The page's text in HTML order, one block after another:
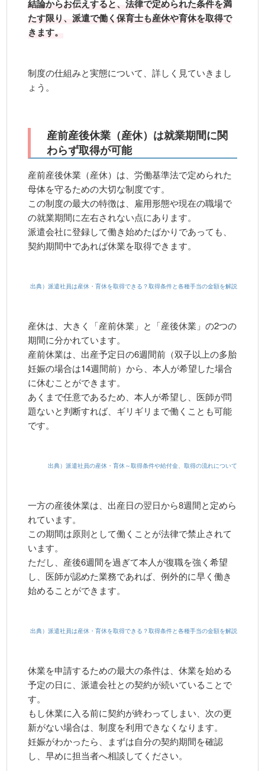
結論からお伝えすると、法律で定められた条件を満
たす限り、派遣で働く保育士も産休や育休を取得で
きます。
制度の仕組みと実態について、詳しく見ていきまし
ょう。
産前産後休業（産休）は就業期間に関
わらず取得が可能
産前産後休業（産休）は、労働基準法で定められた
母体を守るための大切な制度です。
この制度の最大の特徴は、雇用形態や現在の職場で
の就業期間に左右されない点にあります。
派遣会社に登録して働き始めたばかりであっても、
契約期間中であれば休業を取得できます。
出典）派遣社員は産休・育休を取得できる？取得条件と各種手当の金額を解説
産休は、大きく「産前休業」と「産後休業」の2つの
期間に分かれています。
産前休業は、出産予定日の6週間前（双子以上の多胎
妊娠の場合は14週間前）から、本人が希望した場合
に休むことができます。
あくまで任意であるため、本人が希望し、医師が問
題ないと判断すれば、ギリギリまで働くことも可能
です。
出典）派遣社員の産休・育休～取得条件や給付金、取得の流れについて
一方の産後休業は、出産日の翌日から8週間と定めら
れています。
この期間は原則として働くことが法律で禁止されて
います。
ただし、産後6週間を過ぎて本人が復職を強く希望
し、医師が認めた業務であれば、例外的に早く働き
始めることができます。
出典）派遣社員は産休・育休を取得できる？取得条件と各種手当の金額を解説
休業を申請するための最大の条件は、休業を始める
予定の日に、派遣会社との契約が続いていることで
す。
もし休業に入る前に契約が終わってしまい、次の更
新がない場合は、制度を利用できなくなります。
妊娠がわかったら、まずは自分の契約期間を確認
し、早めに担当者へ相談してください。